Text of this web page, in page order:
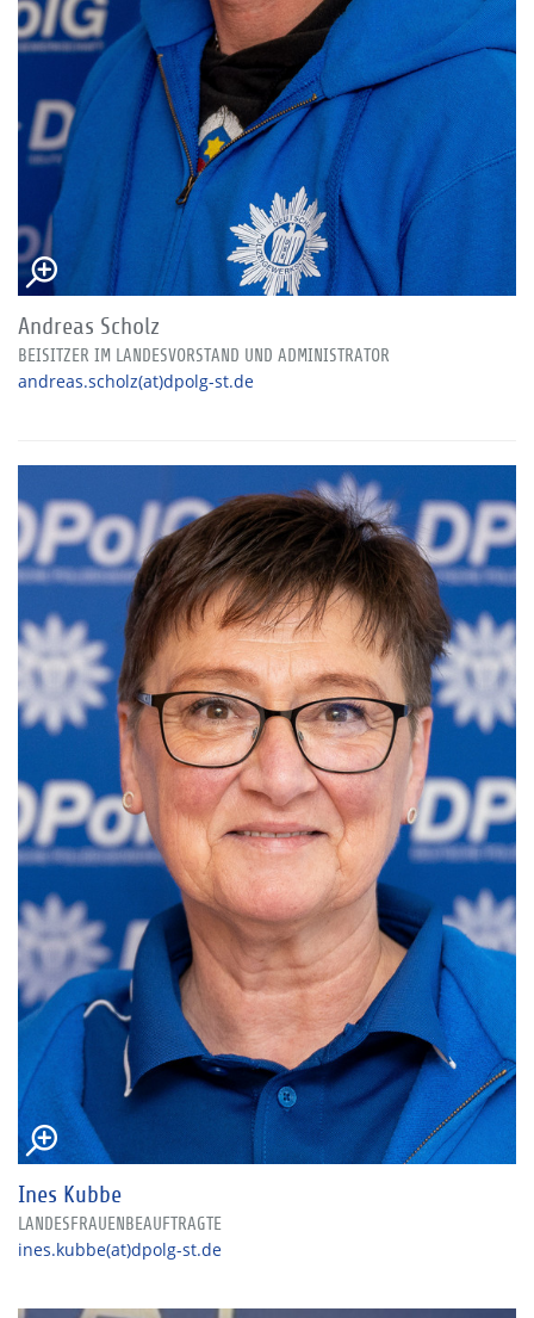
Andreas Scholz
BEISITZER IM LANDESVORSTAND UND ADMINISTRATOR
andreas.scholz(at)dpolg-st.de
Ines Kubbe
LANDESFRAUENBEAUFTRAGTE
ines.kubbe(at)dpolg-st.de